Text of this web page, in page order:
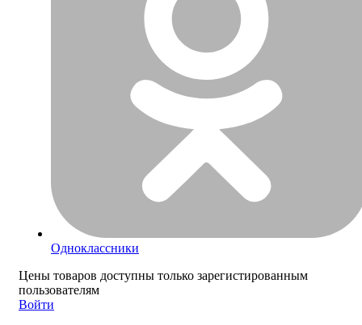
Одноклассники
Цены товаров доступны только зарегистированным
пользователям
Войти